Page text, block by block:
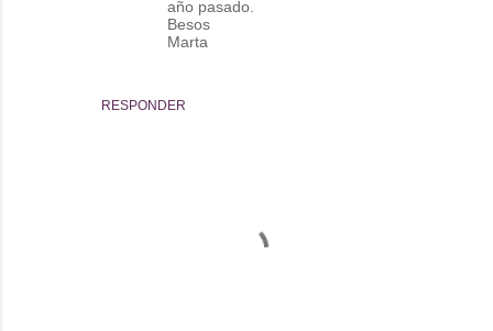
RESPONDER
año pasado.
Besos
Marta